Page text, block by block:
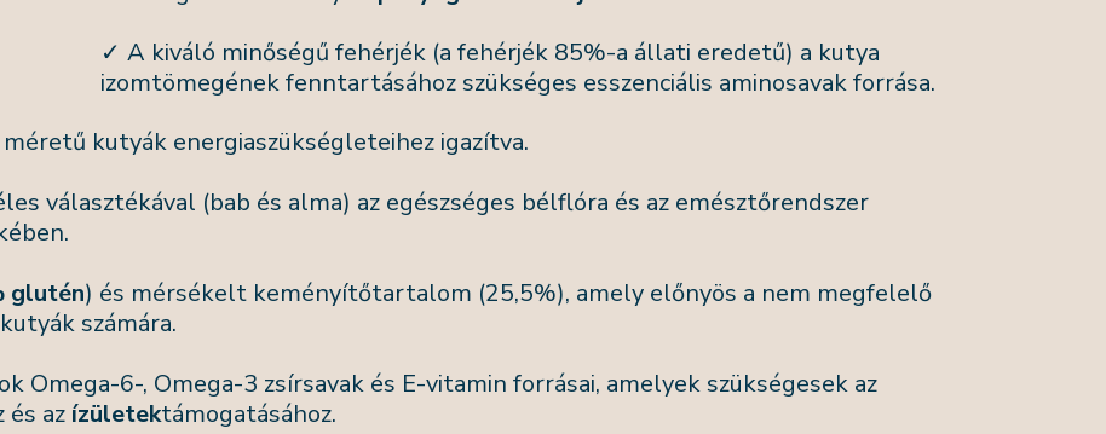
✓ A kiváló minőségű fehérjék (a fehérjék 85%-a állati eredetű) a kutya
izomtömegének fenntartásához szükséges esszenciális aminosavak forrása.
méretű kutyák energiaszükségleteihez igazítva.
választékával (bab és alma) az egészséges bélflóra és az emésztőrendszer
glutén) és mérsékelt keményítőtartalom (25,5%), amely előnyös a nem megfelelő
számára.
Omega-6-, Omega-3 zsírsavak és E-vitamin forrásai, amelyek szükségesek az
és az ízületektámogatásához.